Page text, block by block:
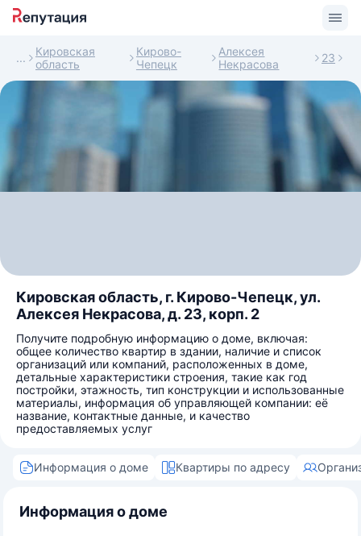
Кировская
область
Кирово-
Чепецк
Алексея
Некрасова
23
Кировская область, г. Кирово-Чепецк, ул.
Алексея Некрасова, д. 23, корп. 2
Получите подробную информацию о доме, включая:
общее количество квартир в здании, наличие и список
организаций или компаний, расположенных в доме,
детальные характеристики строения, такие как год
постройки, этажность, тип конструкции и использованные
материалы, информация об управляющей компании: её
название, контактные данные, и качество
предоставляемых услуг
Информация о доме Квартиры по адресу
Информация о доме